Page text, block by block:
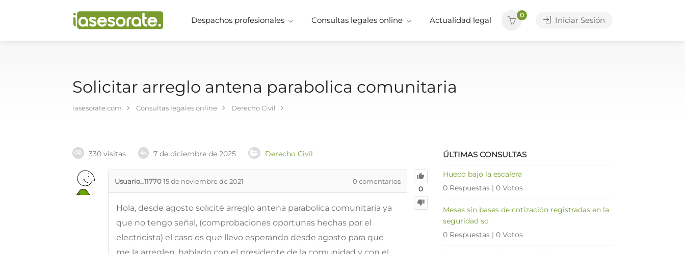
Despachos profesionales Consultas legales online Actualidad legal
0
Iniciar Sesión
Solicitar arreglo antena parabolica comunitaria
iasesorate.com Consultas legales online Derecho Civil
330 visitas 7 de diciembre de 2025 Derecho Civil
0
Usuario_1177015 de noviembre de 2021 0 comentarios
Hola, desde agosto solicité arreglo antena parabolica comunitaria ya
que no tengo señal, (comprobaciones oportunas hechas por el
electricista) el caso es que llevo esperando desde agosto para que
ÚLTIMAS CONSULTAS
Hueco bajo la escalera
0 Respuestas | 0 Votos
Meses sin bases de cotización registradas en la
seguridad so
0 Respuestas | 0 Votos